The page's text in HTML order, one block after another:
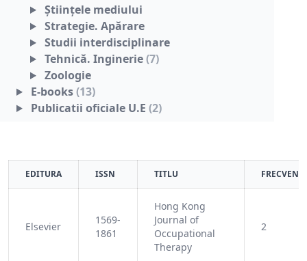
Ştiinţele mediului
Strategie. Apărare
Studii interdisciplinare
Tehnică. Inginerie(7)
Zoologie
E-books(13)
Publicatii oficiale U.E (2)
EDITURA ISSN TITLU
Elsevier
1569-
1861
Hong Kong
Journal of
Occupational
Therapy
2